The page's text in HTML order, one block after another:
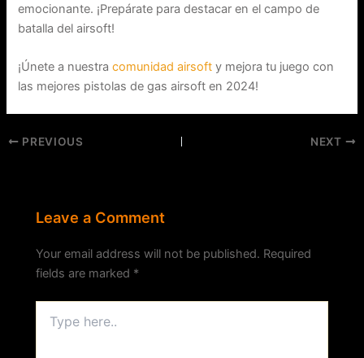
emocionante. ¡Prepárate para destacar en el campo de
batalla del airsoft!
¡Únete a nuestracomunidad airsoft y mejora tu juego con
las mejores pistolas de gas airsoft en 2024!
PREVIOUS NEXT
Leave a Comment
Your email address will not be published. Required
fields are marked *
here..